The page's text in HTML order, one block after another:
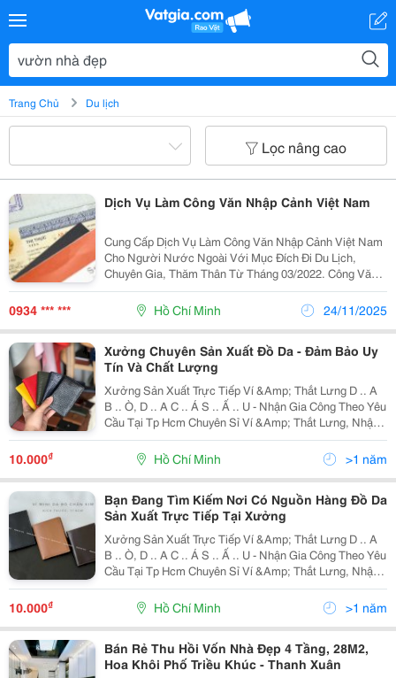
Trang Chủ Du lịch
Lọc nâng cao
Dịch Vụ Làm Công Văn Nhập Cảnh Việt Nam
Cung Cấp Dịch Vụ Làm Công Văn Nhập Cảnh Việt Nam
Cho Người Nước Ngoài Với Mục Đích Đi Du Lịch,
Chuyên Gia, Thăm Thân Từ Tháng 03/2022. Công Văn
Nhập Cảnh Việt Nam Cho Mục Đích Cấp Thị Thực Việt
Nam Tại Cửa Khẩu Sân Bay Việt Nam. Mọi Thông Tin
0934 *** *** Hồ Chí Minh 24/11/2025
Xưởng Chuyên Sản Xuất Đồ Da - Đảm Bảo Uy
Tín Và Chất Lượng
Xưởng Sản Xuất Trực Tiếp Ví &Amp; Thắt Lưng D .. A
B .. Ò, D .. A C .. Á S .. Ấ .. U - Nhận Gia Công Theo Yêu
Cầu Tại Tp Hcm Chuyên Sỉ Ví &Amp; Thắt Lưng, Nhận
Gia Công Theo Yêu Cầu Toàn Quốc Vốn Nhập Sỉ Thấp,
Giá Sỉ Từ 45K Nhập Hàng Trực...
10.000₫ Hồ Chí Minh >1 năm
Bạn Đang Tìm Kiếm Nơi Có Nguồn Hàng Đồ Da
Sản Xuất Trực Tiếp Tại Xưởng
Xưởng Sản Xuất Trực Tiếp Ví &Amp; Thắt Lưng D .. A
B .. Ò, D .. A C .. Á S .. Ấ .. U - Nhận Gia Công Theo Yêu
Cầu Tại Tp Hcm Chuyên Sỉ Ví &Amp; Thắt Lưng, Nhận
Gia Công Theo Yêu Cầu Toàn Quốc Vốn Nhập Sỉ Thấp,
Giá Sỉ Từ 45K Nhập Hàng Trực...
10.000₫ Hồ Chí Minh >1 năm
Bán Rẻ Thu Hồi Vốn Nhà Đẹp 4 Tầng, 28M2,
Hoa Khôi Phố Triều Khúc - Thanh Xuân